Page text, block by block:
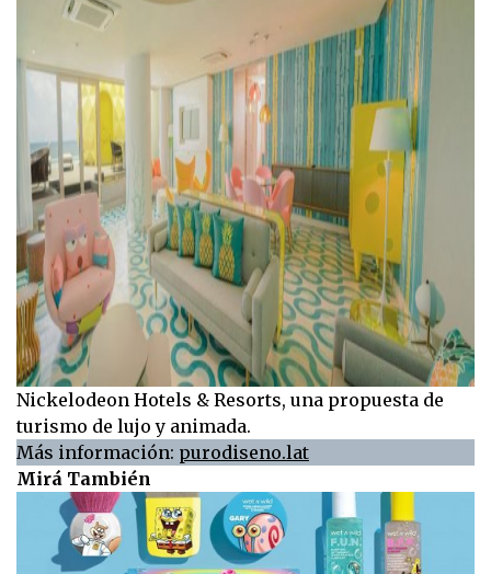
Nickelodeon Hotels & Resorts, una propuesta de
turismo de lujo y animada.
Más información: purodiseno.lat
Mirá También